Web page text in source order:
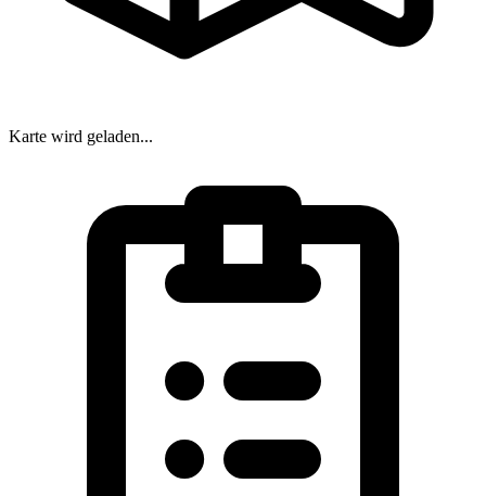
Karte wird geladen...